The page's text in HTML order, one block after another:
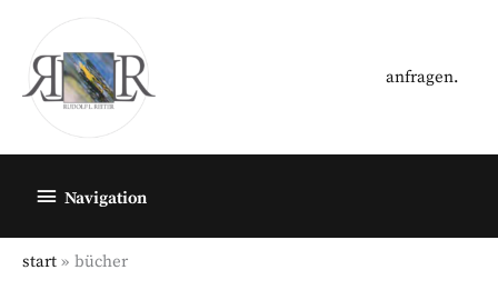
springen
anfragen.
Navigation
start bücher